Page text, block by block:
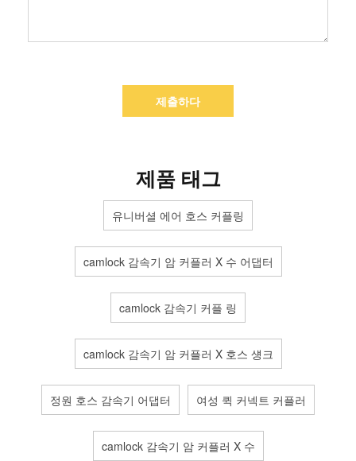
제출하다
제품 태그
유니버셜 에어 호스 커플링
camlock 감속기 암 커플러 X 수 어댑터
camlock 감속기 커플 링
camlock 감속기 암 커플러 X 호스 섕크
정원 호스 감속기 어댑터 여성 퀵 커넥트 커플러
camlock 감속기 암 커플러 X 수